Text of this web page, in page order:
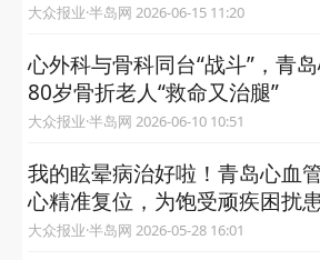
大众报业·半岛网 2026-06-15 11:20
心外科与骨科同台“战斗”，青
80岁骨折老人“救命又治腿”
大众报业·半岛网 2026-06-10 10:51
我的眩晕病治好啦！青岛心血
心精准复位，为饱受顽疾困扰
大众报业·半岛网 2026-05-28 16:01